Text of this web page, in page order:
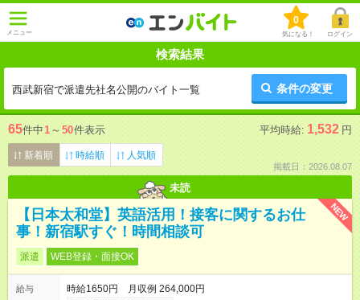
メニュー
0
気になる！ ログイン
検索結果
西武新宿で派遣先社名公開のバイト一覧 条件の変更
65件中1 ～ 50件表示 平均時給: 1,532 円
新着順 時給順 人気順
掲載日：2026.08.07
未読
NEW
【日本太和堂】英語活用！接客に関するお仕
事！新宿駅すぐ！時間相談可
派遣 WEB登録・面接OK
給与
時給1650円 月収例 264,000円